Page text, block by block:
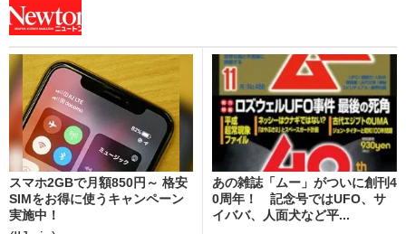
スマホ2GBで月額850円～ 格安
SIMをお得に使うキャンペーン
実施中！
あの雑誌「ムー」がついに創刊4
0周年！ 記念号ではUFO、サ
イババ、人面犬など平...